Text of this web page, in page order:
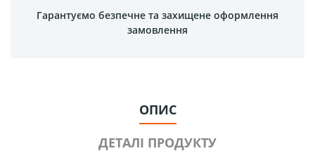
Гарантуємо безпечне та захищене оформлення
замовлення
ОПИС
ДЕТАЛІ ПРОДУКТУ